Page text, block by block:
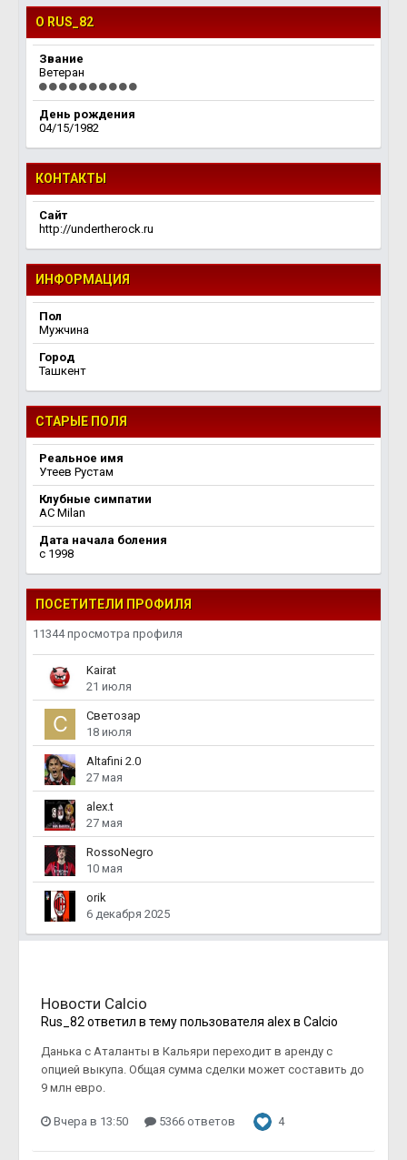
О RUS_82
Звание
Ветеран
День рождения
04/15/1982
КОНТАКТЫ
Сайт
http://undertherock.ru
ИНФОРМАЦИЯ
Пол
Мужчина
Город
Ташкент
СТАРЫЕ ПОЛЯ
Реальное имя
Утеев Рустам
Клубные симпатии
AC Milan
Дата начала боления
c 1998
ПОСЕТИТЕЛИ ПРОФИЛЯ
11344 просмотра профиля
Kairat
21 июля
Светозар
18 июля
Altafini 2.0
27 мая
alex.t
27 мая
RossoNegro
10 мая
orik
6 декабря 2025
Новости Calcio
Rus_82 ответил в тему пользователя alexв Calcio
Данька с Аталанты в Кальяри переходит в аренду с
опцией выкупа. Общая сумма сделки может составить до
9 млн евро.
Вчера в 13:50 5366 ответов 4